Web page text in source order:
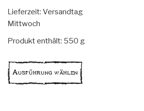
Lieferzeit: Versandtag
Mittwoch
Produkt enthält: 550 g
Ausführung wählen